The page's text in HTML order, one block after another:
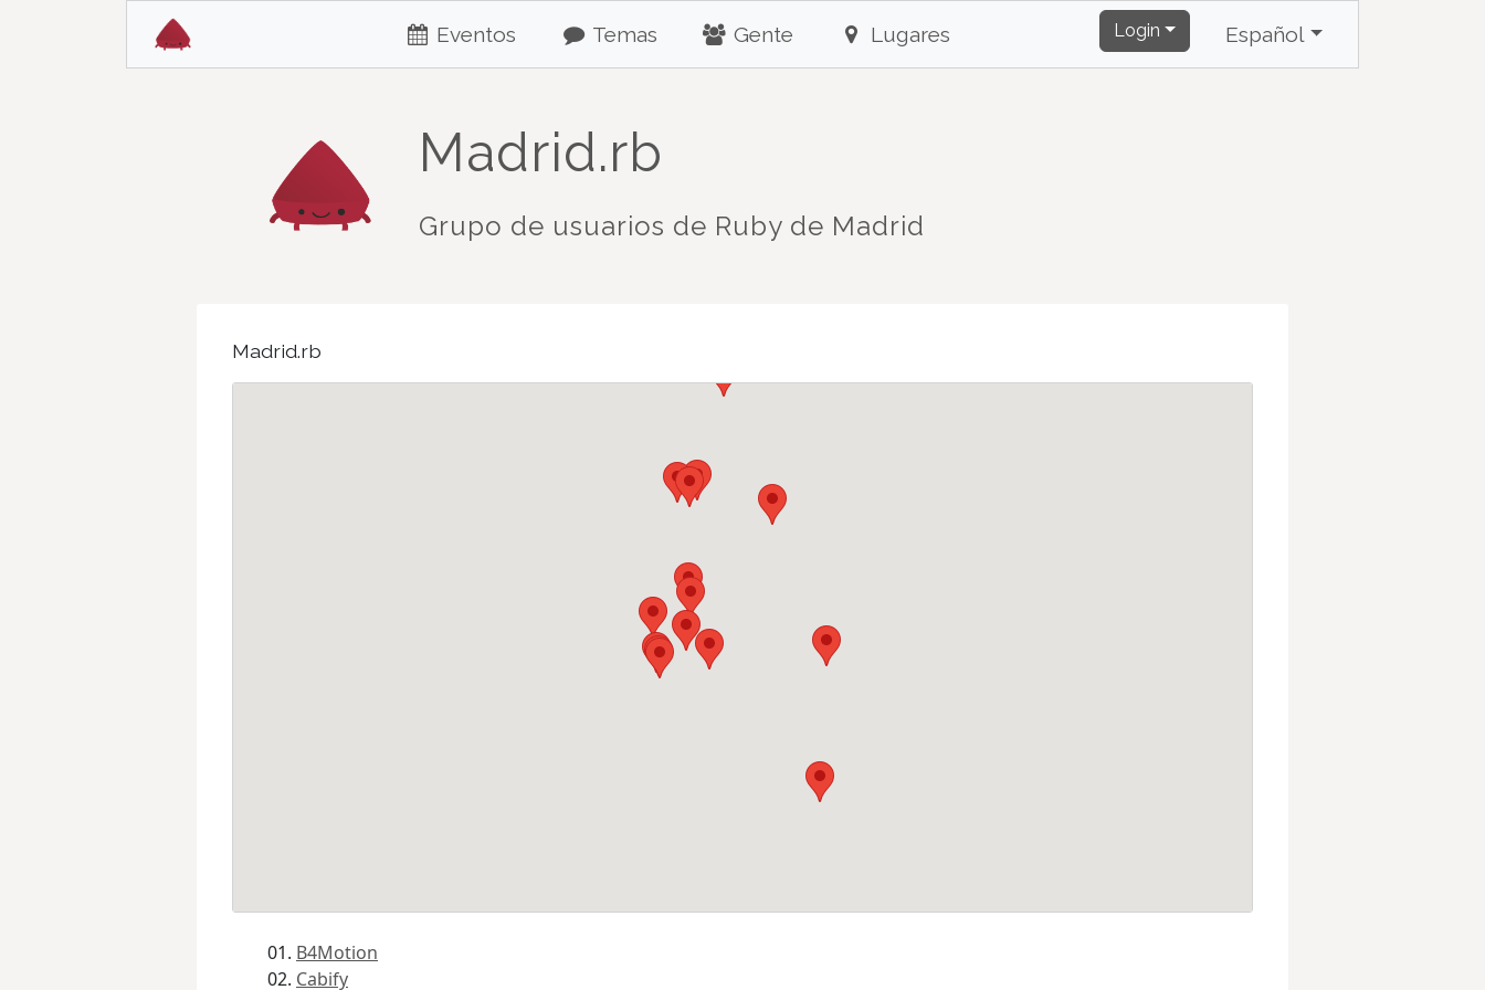
Eventos Temas Gente Lugares Login Español
Madrid.rb
Grupo de usuarios de Ruby de Madrid
Madrid.rb
B4Motion
Cabify